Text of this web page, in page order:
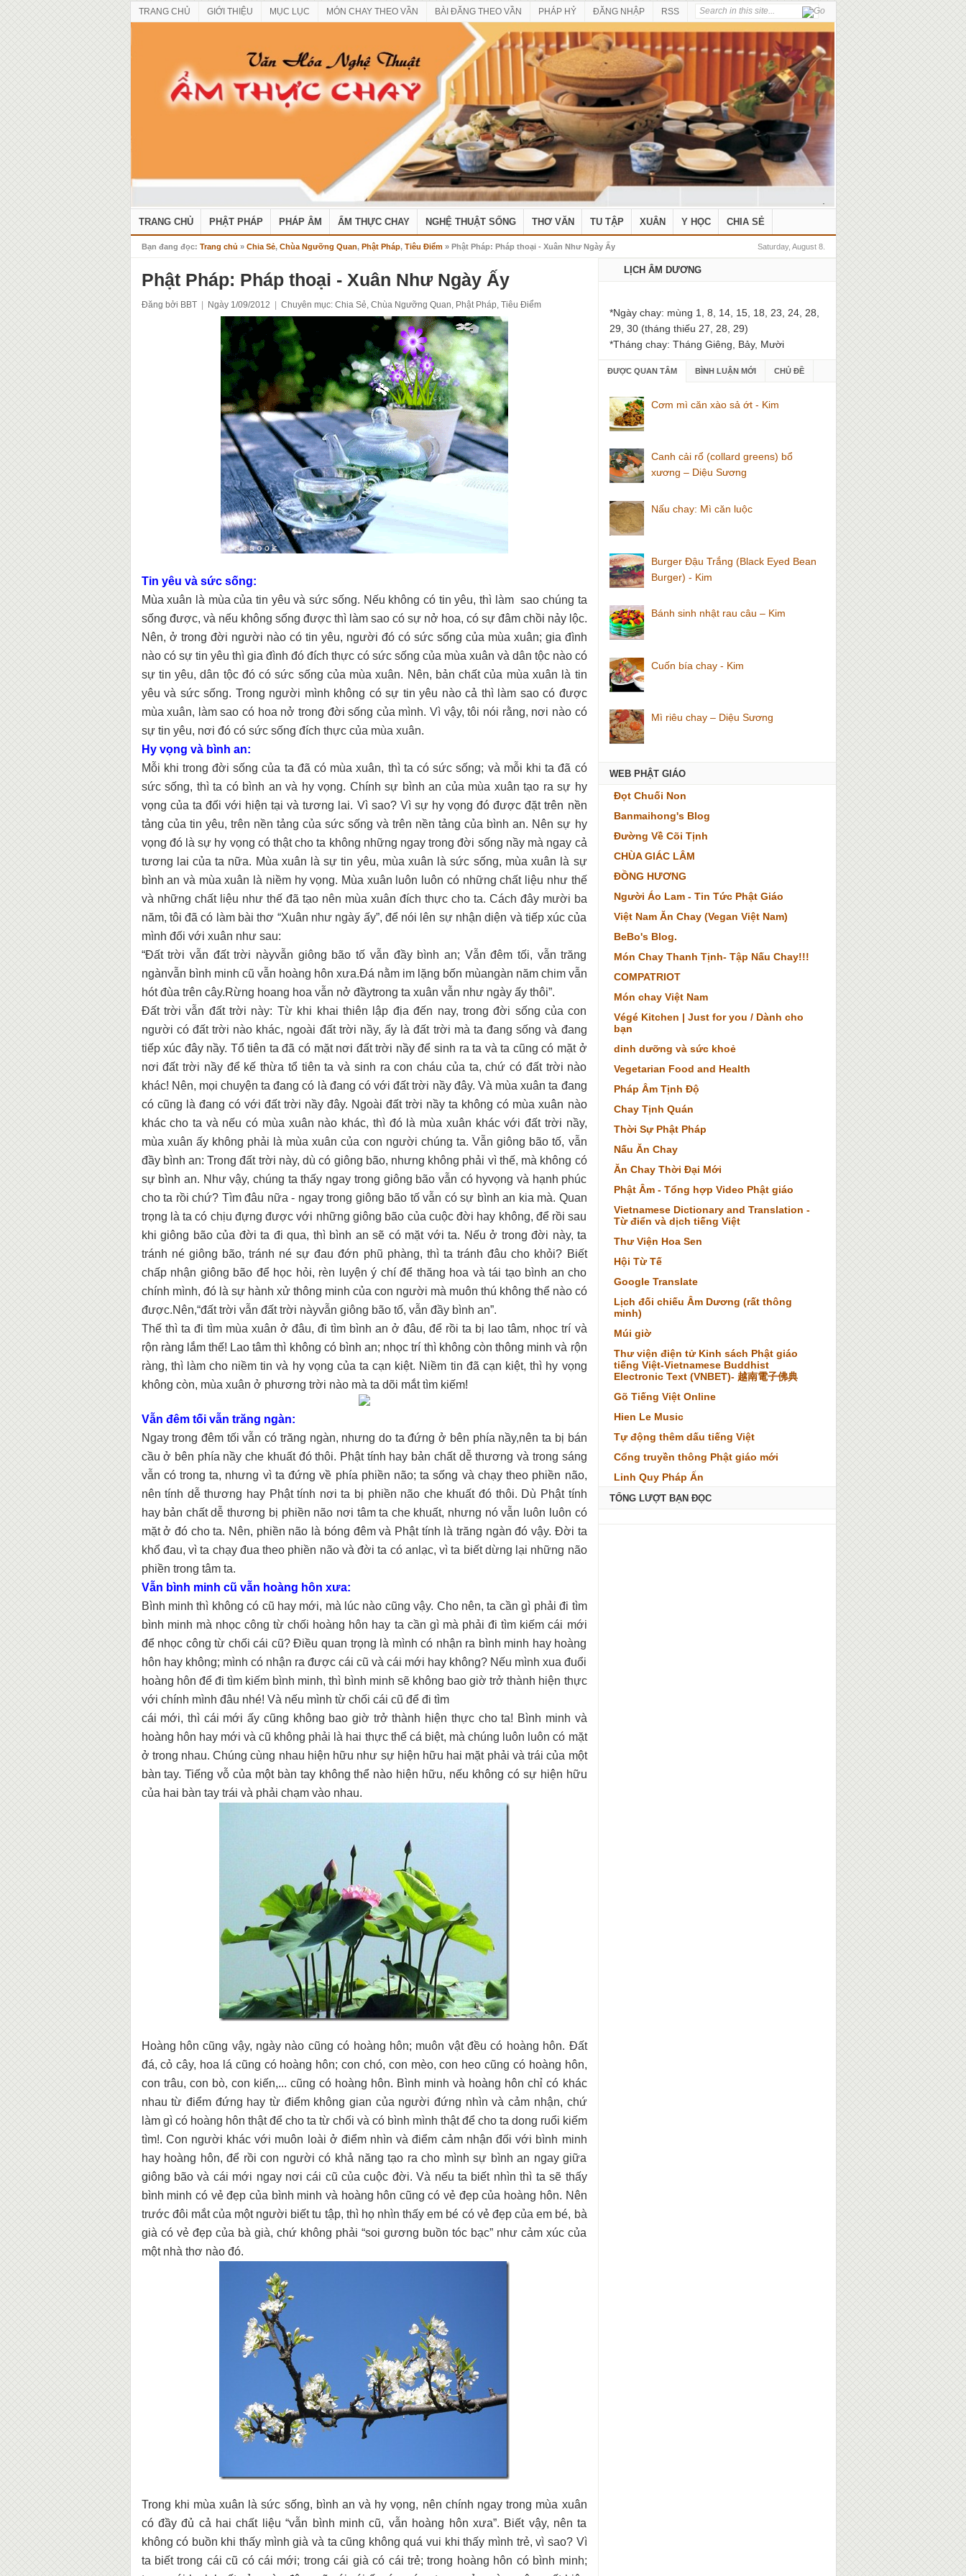
TRANG CHỦ GIỚI THIỆU MỤC LỤC MÓN CHAY THEO VẦN BÀI ĐĂNG THEO VẦN PHÁP HỶ ĐĂNG NHẬP RSS
TRANG CHỦ PHẬT PHÁP PHÁP ÂM ẨM THỰC CHAY NGHỆ THUẬT SỐNG THƠ VĂN TU TẬP XUÂN Y HỌC CHIA SẺ
Saturday, August 8.
Bạn đang đọc: Trang chủ » Chia Sẻ, Chùa Ngưỡng Quan, Phật Pháp, Tiêu Điểm» Phật Pháp: Pháp thoại - Xuân Như Ngày Ấy
Phật Pháp: Pháp thoại - Xuân Như Ngày Ấy
Đăng bởi BBT Ngày 1/09/2012 Chuyên mục: Chia Sẻ, Chùa Ngưỡng Quan, Phật Pháp, Tiêu Điểm
Tin yêu và sức sống:
Mùa xuân là mùa của tin yêu và sức sống. Nếu không có tin yêu, thì làm sao chúng ta
sống được, và nếu không sống được thì làm sao có sự nở hoa, có sự đâm chồi nảy lộc.
Nên, ở trong đời người nào có tin yêu, người đó có sức sống của mùa xuân; gia đình
nào có sự tin yêu thì gia đình đó đích thực có sức sống của mùa xuân và dân tộc nào có
sự tin yêu, dân tộc đó có sức sống của mùa xuân. Nên, bản chất của mùa xuân là tin
yêu và sức sống. Trong người mình không có sự tin yêu nào cả thì làm sao có được
mùa xuân, làm sao có hoa nở trong đời sống của mình. Vì vậy, tôi nói rằng, nơi nào có
sự tin yêu, nơi đó có sức sống đích thực của mùa xuân.
Hy vọng và bình an:
Mỗi khi trong đời sống của ta đã có mùa xuân, thì ta có sức sống; và mỗi khi ta đã có
sức sống, thì ta có bình an và hy vọng. Chính sự bình an của mùa xuân tạo ra sự hy
vọng của ta đối với hiện tại và tương lai. Vì sao? Vì sự hy vọng đó được đặt trên nền
tảng của tin yêu, trên nền tảng của sức sống và trên nền tảng của bình an. Nên sự hy
vọng đó là sự hy vọng có thật cho ta không những ngay trong đời sống nầy mà ngay cả
tương lai của ta nữa. Mùa xuân là sự tin yêu, mùa xuân là sức sống, mùa xuân là sự
bình an và mùa xuân là niềm hy vọng. Mùa xuân luôn luôn có những chất liệu như thế
và những chất liệu như thế đã tạo nên mùa xuân đích thực cho ta. Cách đây mười ba
năm, tôi đã có làm bài thơ “Xuân như ngày ấy”, để nói lên sự nhận diện và tiếp xúc của
mình đối với xuân như sau:
“Đất trời vẫn đất trời nàyvẫn giông bão tố vẫn đầy bình an; Vẫn đêm tối, vẫn trăng
ngànvẫn bình minh cũ vẫn hoàng hôn xưa.Đá nằm im lặng bốn mùangàn năm chim vẫn
hót đùa trên cây.Rừng hoang hoa vẫn nở đầytrong ta xuân vẫn như ngày ấy thôi”.
Đất trời vẫn đất trời này: Từ khi khai thiên lập địa đến nay, trong đời sống của con
người có đất trời nào khác, ngoài đất trời nầy, ấy là đất trời mà ta đang sống và đang
tiếp xúc đây nầy. Tổ tiên ta đã có mặt nơi đất trời nầy để sinh ra ta và ta cũng có mặt ở
nơi đất trời nầy để kế thừa tổ tiên ta và sinh ra con cháu của ta, chứ có đất trời nào
khác! Nên, mọi chuyện ta đang có là đang có với đất trời nầy đây. Và mùa xuân ta đang
có cũng là đang có với đất trời nầy đây. Ngoài đất trời nầy ta không có mùa xuân nào
khác cho ta và nếu có mùa xuân nào khác, thì đó là mùa xuân khác với đất trời nầy,
mùa xuân ấy không phải là mùa xuân của con người chúng ta. Vẫn giông bão tố, vẫn
đầy bình an: Trong đất trời này, dù có giông bão, nhưng không phải vì thế, mà không có
sự bình an. Như vậy, chúng ta thấy ngay trong giông bão vẫn có hyvọng và hạnh phúc
cho ta rồi chứ? Tìm đâu nữa - ngay trong giông bão tố vẫn có sự bình an kia mà. Quan
trọng là ta có chịu đựng được với những giông bão của cuộc đời hay không, để rồi sau
khi giông bão của đời ta đi qua, thì bình an sẽ có mặt với ta. Nếu ở trong đời này, ta
tránh né giông bão, tránh né sự đau đớn phũ phàng, thì ta tránh đâu cho khỏi? Biết
chấp nhận giông bão để học hỏi, rèn luyện ý chí để thăng hoa và tái tạo bình an cho
chính mình, đó là sự hành xử thông minh của con người mà muôn thú không thể nào có
được.Nên,“đất trời vẫn đất trời nàyvẫn giông bão tố, vẫn đầy bình an”.
Thế thì ta đi tìm mùa xuân ở đâu, đi tìm bình an ở đâu, để rồi ta bị lao tâm, nhọc trí và
rộn ràng lắm thế! Lao tâm thì không có bình an; nhọc trí thì không còn thông minh và rộn
ràng, thì làm cho niềm tin và hy vọng của ta cạn kiệt. Niềm tin đã cạn kiệt, thì hy vọng
không còn, mùa xuân ở phương trời nào mà ta dõi mắt tìm kiếm!
Vẫn đêm tối vẫn trăng ngàn:
Ngay trong đêm tối vẫn có trăng ngàn, nhưng do ta đứng ở bên phía nầy,nên ta bị bán
cầu ở bên phía nầy che khuất đó thôi. Phật tính hay bản chất dễ thương và trong sáng
vẫn có trong ta, nhưng vì ta đứng về phía phiền não; ta sống và chạy theo phiền não,
nên tính dễ thương hay Phật tính nơi ta bị phiền não che khuất đó thôi. Dù Phật tính
hay bản chất dễ thương bị phiền não nơi tâm ta che khuất, nhưng nó vẫn luôn luôn có
mặt ở đó cho ta. Nên, phiền não là bóng đêm và Phật tính là trăng ngàn đó vậy. Đời ta
khổ đau, vì ta chạy đua theo phiền não và đời ta có anlạc, vì ta biết dừng lại những não
phiền trong tâm ta.
Vẫn bình minh cũ vẫn hoàng hôn xưa:
Bình minh thì không có cũ hay mới, mà lúc nào cũng vậy. Cho nên, ta cần gì phải đi tìm
bình minh mà nhọc công từ chối hoàng hôn hay ta cần gì mà phải đi tìm kiếm cái mới
để nhọc công từ chối cái cũ? Điều quan trọng là mình có nhận ra bình minh hay hoàng
hôn hay không; mình có nhận ra được cái cũ và cái mới hay không? Nếu mình xua đuổi
hoàng hôn để đi tìm kiếm bình minh, thì bình minh sẽ không bao giờ trở thành hiện thực
với chính mình đâu nhé! Và nếu mình từ chối cái cũ để đi tìm
cái mới, thì cái mới ấy cũng không bao giờ trở thành hiện thực cho ta! Bình minh và
hoàng hôn hay mới và cũ không phải là hai thực thể cá biệt, mà chúng luôn luôn có mặt
ở trong nhau. Chúng cùng nhau hiện hữu như sự hiện hữu hai mặt phải và trái của một
bàn tay. Tiếng vỗ của một bàn tay không thể nào hiện hữu, nếu không có sự hiện hữu
của hai bàn tay trái và phải chạm vào nhau.
Hoàng hôn cũng vậy, ngày nào cũng có hoàng hôn; muôn vật đều có hoàng hôn. Đất
đá, cỏ cây, hoa lá cũng có hoàng hôn; con chó, con mèo, con heo cũng có hoàng hôn,
con trâu, con bò, con kiến,... cũng có hoàng hôn. Bình minh và hoàng hôn chỉ có khác
nhau từ điểm đứng hay từ điểm không gian của người đứng nhìn và cảm nhận, chứ
làm gì có hoàng hôn thật để cho ta từ chối và có bình mình thật để cho ta dong ruổi kiếm
tìm!. Con người khác với muôn loài ở điểm nhìn và điểm cảm nhận đối với bình minh
hay hoàng hôn, để rồi con người có khả năng tạo ra cho mình sự bình an ngay giữa
giông bão và cái mới ngay nơi cái cũ của cuộc đời. Và nếu ta biết nhìn thì ta sẽ thấy
bình minh có vẻ đẹp của bình minh và hoàng hôn cũng có vẻ đẹp của hoàng hôn. Nên
trước đôi mắt của một người biết tu tập, thì họ nhìn thấy em bé có vẻ đẹp của em bé, bà
già có vẻ đẹp của bà già, chứ không phải “soi gương buồn tóc bạc” như cảm xúc của
một nhà thơ nào đó.
Trong khi mùa xuân là sức sống, bình an và hy vọng, nên chính ngay trong mùa xuân
có đầy đủ cả hai chất liệu “vẫn bình minh cũ, vẫn hoàng hôn xưa”. Biết vậy, nên ta
không có buồn khi thấy mình già và ta cũng không quá vui khi thấy mình trẻ, vì sao? Vì
ta biết trong cái cũ có cái mới; trong cái già có cái trẻ; trong hoàng hôn có bình minh;
LỊCH ÂM DƯƠNG
*Ngày chay: mùng 1, 8, 14, 15, 18, 23, 24, 28,
29, 30 (tháng thiếu 27, 28, 29)
*Tháng chay: Tháng Giêng, Bảy, Mười
ĐƯỢC QUAN TÂM BÌNH LUẬN MỚI CHỦ ĐỀ
Cơm mì căn xào sả ớt - Kim
Canh cải rổ (collard greens) bổ
xương – Diệu Sương
Nấu chay: Mì căn luộc
Burger Đậu Trắng (Black Eyed Bean
Burger) - Kim
Bánh sinh nhật rau câu – Kim
Cuốn bía chay - Kim
Mì riêu chay – Diệu Sương
WEB PHẬT GIÁO
Đọt Chuối Non
Banmaihong's Blog
Đường Về Cõi Tịnh
CHÙA GIÁC LÂM
ĐỒNG HƯƠNG
Người Áo Lam - Tin Tức Phật Giáo
Việt Nam Ăn Chay (Vegan Việt Nam)
BeBo's Blog.
Món Chay Thanh Tịnh- Tập Nấu Chay!!!
COMPATRIOT
Món chay Việt Nam
Végé Kitchen | Just for you / Dành cho
bạn
dinh dưỡng và sức khoẻ
Vegetarian Food and Health
Pháp Âm Tịnh Độ
Chay Tịnh Quán
Thời Sự Phật Pháp
Nấu Ăn Chay
Ăn Chay Thời Đại Mới
Phật Âm - Tổng hợp Video Phật giáo
Vietnamese Dictionary and Translation -
Từ điển và dịch tiếng Việt
Thư Viện Hoa Sen
Hội Từ Tế
Google Translate
Lịch đối chiếu Âm Dương (rất thông
minh)
Múi giờ
Thư viện điện tử Kinh sách Phật giáo
tiếng Việt-Vietnamese Buddhist
Electronic Text (VNBET)- 越南電子佛典
Gõ Tiếng Việt Online
Hien Le Music
Tự động thêm dấu tiếng Việt
Cổng truyền thông Phật giáo mới
Linh Quy Pháp Ấn
TỔNG LƯỢT BẠN ĐỌC